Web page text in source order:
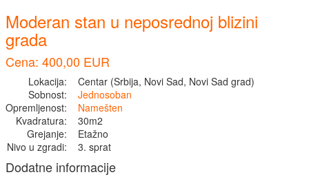
Moderan stan u neposrednoj blizini
grada
Cena: 400,00 EUR
Lokacija:
Centar (Srbija, Novi Sad, Novi Sad grad)
Sobnost:
Jednosoban
Opremljenost:
Namešten
Kvadratura:
30m2
Grejanje:
Etažno
Nivo u zgradi:
3. sprat
Dodatne informacije